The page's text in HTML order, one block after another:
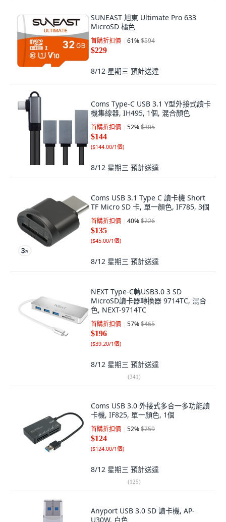
SUNEAST 旭東 Ultimate Pro 633
MicroSD 橘色
首購折扣價 61%$594
$229
8/12 星期三 預計送達
Coms Type-C USB 3.1 Y型外接式讀卡
機集線器, IH495, 1個, 混合顏色
首購折扣價 52%$305
$144
($144.00/1個)
8/12 星期三 預計送達
Coms USB 3.1 Type C 讀卡機 Short
TF Micro SD 卡, 單一顏色, IF785, 3個
首購折扣價 40%$226
$135
($45.00/1個)
8/12 星期三 預計送達
NEXT Type-C轉USB3.0 3 SD
MicroSD讀卡器轉換器 9714TC, 混合
色, NEXT-9714TC
首購折扣價 57%$465
$196
($39.20/1個)
8/12 星期三 預計送達
(341)
Coms USB 3.0 外接式多合一多功能讀
卡機, IF825, 單一顏色, 1個
首購折扣價 52%$259
$124
($124.00/1個)
8/12 星期三 預計送達
(125)
Anyport USB 3.0 SD 讀卡機, AP-
U30W, 白色